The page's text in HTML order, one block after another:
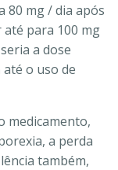
80 mg / dia após
até para 100 mg
a dose
o uso de
medicamento,
a perda
também,